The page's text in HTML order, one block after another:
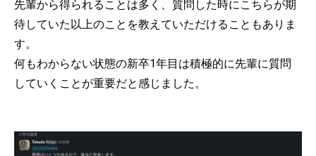
先輩から得られることは多く、質問した時にこちらが期
待していた以上のことを教えていただけることもありま
す。
何もわからない状態の新卒1年目は積極的に先輩に質問
していくことが重要だと感じました。